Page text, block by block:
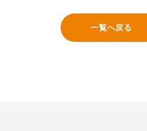
一覧へ戻る